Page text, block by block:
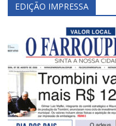
EDIÇÃO IMPRESSA